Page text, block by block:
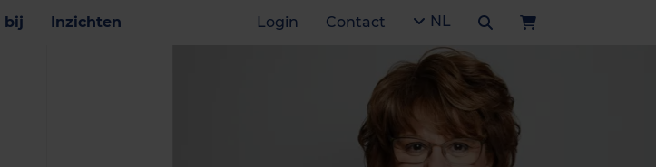
bij Inzichten Login Contact NL